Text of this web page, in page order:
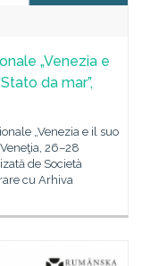
„Venezia e
da mar”,
„Venezia e il suo
26–28
de Società
cu Arhiva